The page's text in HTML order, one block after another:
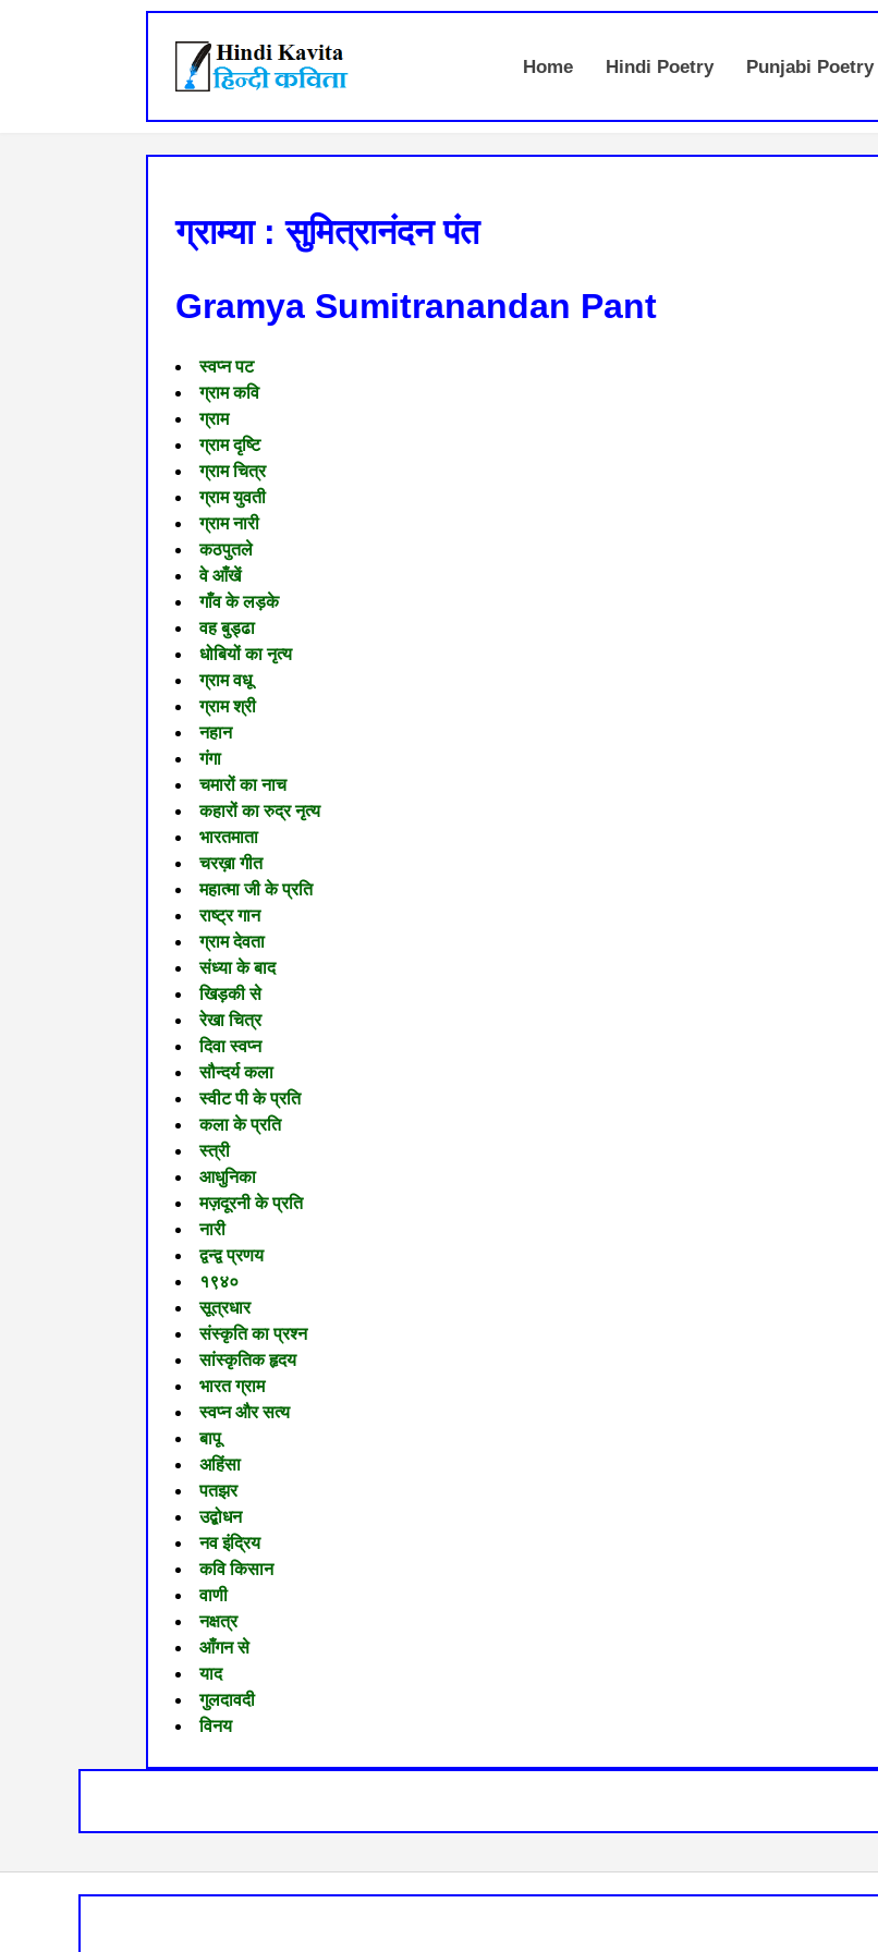
Home Hindi Poetry Punjabi Poetry
ग्राम्या : सुमित्रानंदन पंत
Gramya Sumitranandan Pant
स्वप्न पट
ग्राम कवि
ग्राम
ग्राम दृष्टि
ग्राम चित्र
ग्राम युवती
ग्राम नारी
कठपुतले
वे आँखें
गाँव के लड़के
वह बुड्ढा
धोबियों का नृत्य
ग्राम वधू
ग्राम श्री
नहान
गंगा
चमारों का नाच
कहारों का रुद्र नृत्य
भारतमाता
चरख़ा गीत
महात्मा जी के प्रति
राष्ट्र गान
ग्राम देवता
संध्या के बाद
खिड़की से
रेखा चित्र
दिवा स्वप्न
सौन्दर्य कला
स्वीट पी के प्रति
कला के प्रति
स्त्री
आधुनिका
मज़दूरनी के प्रति
नारी
द्वन्द्व प्रणय
१९४०
सूत्रधार
संस्कृति का प्रश्न
सांस्कृतिक हृदय
भारत ग्राम
स्वप्न और सत्य
बापू
अहिंसा
पतझर
उद्बोधन
नव इंद्रिय
कवि किसान
वाणी
नक्षत्र
आँगन से
याद
गुलदावदी
विनय